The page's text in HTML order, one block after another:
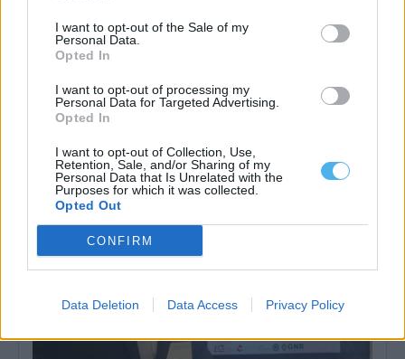
I want to opt-out of the Sale of my
Personal Data.
Opted In
I want to opt-out of processing my
Personal Data for Targeted Advertising.
Opted In
I want to opt-out of Collection, Use,
Retention, Sale, and/or Sharing of my
Personal Data that Is Unrelated with the
Purposes for which it was collected.
Opted Out
CONFIRM
Data Deletion Data Access Privacy Policy
Festival Internacional de Folclore de Portel recebe Quénia,
O XXVIII Festival Internacional de Folclore prossegue este sábado,
8 de agosto, em Portel,...
8 Agosto, 2026 - 11:00